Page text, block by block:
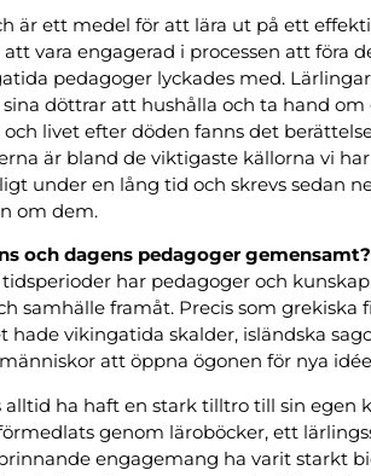
är ett medel för att lära ut på ett
vara engagerad i processen att föra
pedagoger lyckades med.
döttrar att hushålla och ta hand
livet efter döden fanns det
är bland de viktigaste källorna vi
under en lång tid och skrevs sedan
om dem.
och dagens pedagoger gemensamt?
har pedagoger och
samhälle framåt. Precis som grekiska
hade vikingatida skalder, isländska
att öppna ögonen för nya
alltid ha haft en stark tilltro till sin egen
genom läroböcker, ett
engagemang ha varit starkt